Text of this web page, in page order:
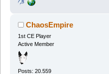
ChaosEmpire
1st CE Player
Active Member
Posts: 20.559